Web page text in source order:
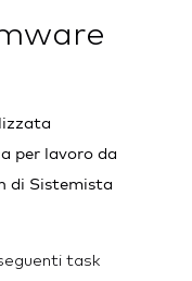
per lavoro da
di Sistemista
task